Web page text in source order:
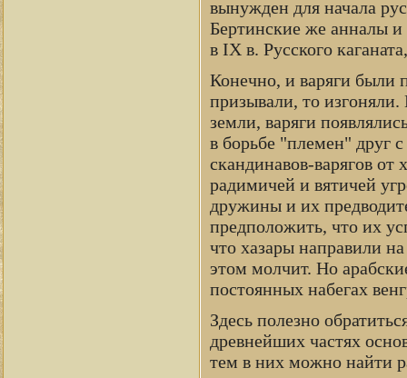
вынужден для начала
Бертинские же анналы и
в IX в. Русского
Конечно, и варяги были
призывали, то изгоняли.
земли, варяги
в борьбе "племен" друг
скандинавов-варягов от
радимичей и вятичей
дружины и их
предположить, что их
что хазары направили
этом молчит. Но
постоянных набегах
Здесь полезно
древнейших частях
тем в них можно найти